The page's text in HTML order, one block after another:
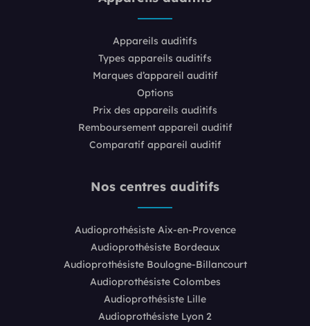
Appareils auditifs
Types appareils auditifs
Marques d’appareil auditif
Options
Prix des appareils auditifs
Remboursement appareil auditif
Comparatif appareil auditif
Nos centres auditifs
Audioprothésiste Aix-en-Provence
Audioprothésiste Bordeaux
Audioprothésiste Boulogne-Billancourt
Audioprothésiste Colombes
Audioprothésiste Lille
Audioprothésiste Lyon 2